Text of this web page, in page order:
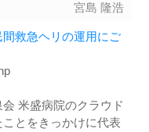
宮島 隆浩
間救急ヘリの運用にご
米盛病院のクラウド
とをきっかけに代表